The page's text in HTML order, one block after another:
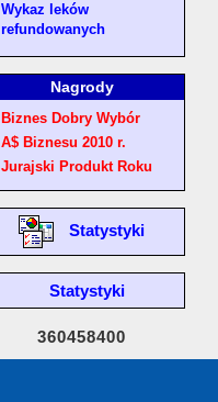
Wykaz leków
refundowanych
Nagrody
Biznes Dobry Wybór
A$ Biznesu 2010 r.
Jurajski Produkt Roku
Statystyki
Statystyki
360458400